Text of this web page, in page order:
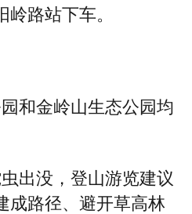
路站下车。
和金岭山生态公园均
出没，登山游览建议
成路径、避开草高林